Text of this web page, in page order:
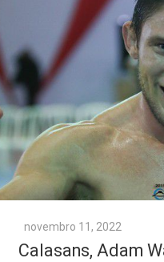
novembro 11, 2022
Calasans, Adam